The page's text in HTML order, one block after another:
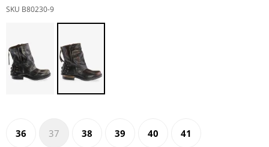
B80230-9
36 37 38 39 40 41